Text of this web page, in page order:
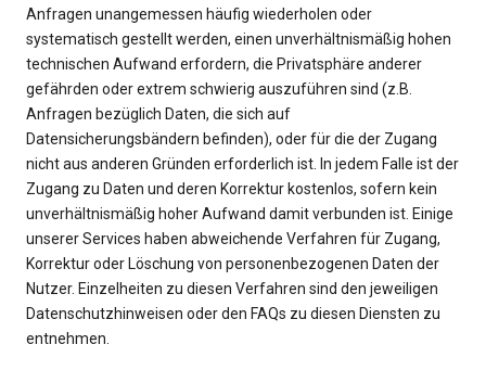
Anfragen unangemessen häufig wiederholen oder
systematisch gestellt werden, einen unverhältnismäßig hohen
technischen Aufwand erfordern, die Privatsphäre anderer
gefährden oder extrem schwierig auszuführen sind (z.B.
Anfragen bezüglich Daten, die sich auf
Datensicherungsbändern befinden), oder für die der Zugang
nicht aus anderen Gründen erforderlich ist. In jedem Falle ist der
Zugang zu Daten und deren Korrektur kostenlos, sofern kein
unverhältnismäßig hoher Aufwand damit verbunden ist. Einige
unserer Services haben abweichende Verfahren für Zugang,
Korrektur oder Löschung von personenbezogenen Daten der
Nutzer. Einzelheiten zu diesen Verfahren sind den jeweiligen
Datenschutzhinweisen oder den FAQs zu diesen Diensten zu
entnehmen.